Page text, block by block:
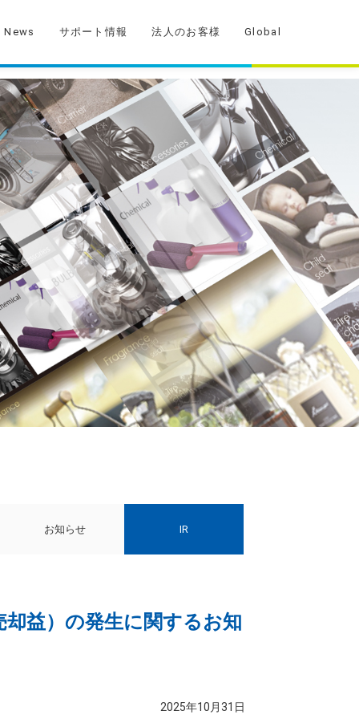
News サポート情報 法人のお客様 Global
お知らせ IR
益）の発生に関するお知
2025年10月31日